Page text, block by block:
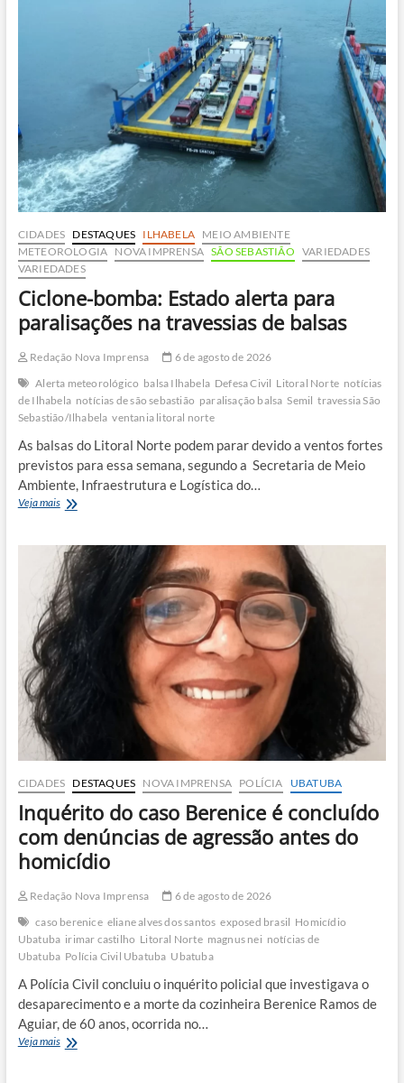
CIDADES DESTAQUES ILHABELA
MEIO AMBIENTE
METEOROLOGIA NOVA IMPRENSA SÃO SEBASTIÃO VARIEDADES
VARIEDADES
Ciclone-bomba: Estado alerta para
paralisações na travessias de balsas
Redação Nova Imprensa
6 de agosto de 2026
Alerta meteorológico balsa Ilhabela Defesa Civil Litoral Norte notícias
de Ilhabela notícias de são sebastião paralisação balsa Semil travessia São
Sebastião/Ilhabela ventania litoral norte
As balsas do Litoral Norte podem parar devido a ventos fortes
previstos para essa semana, segundo a Secretaria de Meio
Ambiente, Infraestrutura e Logística do…
Veja maisCiclone-
alerta
para
paralisações
na
travessias
de
balsas
CIDADES DESTAQUES NOVA IMPRENSA POLÍCIA UBATUBA
Inquérito do caso Berenice é concluído
com denúncias de agressão antes do
homicídio
Redação Nova Imprensa
6 de agosto de 2026
caso berenice eliane alves dos santos exposed brasil Homicídio
Ubatuba irimar castilho Litoral Norte magnus nei notícias de
Ubatuba Polícia Civil Ubatuba Ubatuba
A Polícia Civil concluiu o inquérito policial que investigava o
desaparecimento e a morte da cozinheira Berenice Ramos de
Aguiar, de 60 anos, ocorrida no…
Veja maisInquérito